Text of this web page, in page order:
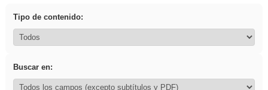
Tipo de contenido:
Buscar en: